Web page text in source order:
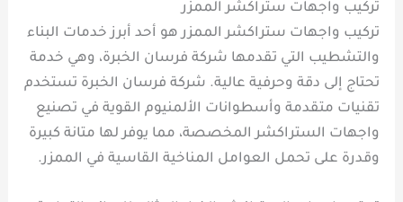
تركيب واجهات ستراكشر الممزر
تركيب واجهات ستراكشر الممزر هو أحد أبرز خدمات البناء
والتشطيب التي تقدمها شركة فرسان الخبرة، وهي خدمة
تحتاج إلى دقة وحرفية عالية. شركة فرسان الخبرة تستخدم
تقنيات متقدمة وأسطوانات الألمنيوم القوية في تصنيع
واجهات الستراكشر المخصصة، مما يوفر لها متانة كبيرة
وقدرة على تحمل العوامل المناخية القاسية في الممزر.